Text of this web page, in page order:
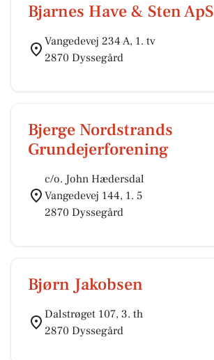
Bjarnes Have & Sten ApS
Vangedevej 234 A, 1. tv
2870 Dyssegård
Bjerge Nordstrands
Grundejerforening
c/o. John Hædersdal
Vangedevej 144, 1. 5
2870 Dyssegård
Bjørn Jakobsen
Dalstrøget 107, 3. th
2870 Dyssegård